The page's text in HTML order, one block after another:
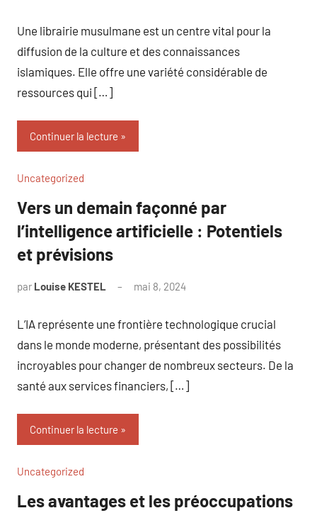
Une librairie musulmane est un centre vital pour la
diffusion de la culture et des connaissances
islamiques. Elle offre une variété considérable de
ressources qui […]
Continuer la lecture
Uncategorized
Vers un demain façonné par
l’intelligence artificielle : Potentiels
et prévisions
par Louise KESTEL mai 8, 2024
L’IA représente une frontière technologique crucial
dans le monde moderne, présentant des possibilités
incroyables pour changer de nombreux secteurs. De la
santé aux services financiers, […]
Continuer la lecture
Uncategorized
Les avantages et les préoccupations